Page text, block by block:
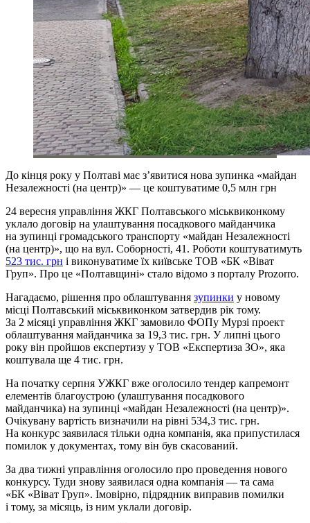
До кінця року у Полтаві має з’явитися нова зупинка «майдан
Незалежності (на центр)» — це коштуватиме 0,5 млн грн
24 вересня управління ЖКГ Полтавського міськвиконкому
уклало договір на улаштування посадкового майданчика
на зупинці громадського транспорту «майдан Незалежності
(на центр)», що на вул. Соборності, 41. Роботи коштуватимуть
523 тис. грн і виконуватиме їх київське ТОВ «БК «Віват
Груп». Про це «Полтавщині» стало відомо з порталу Prozorro.
Нагадаємо, рішення про облаштування зупинки у новому
місці Полтавський міськвиконком затвердив рік тому.
За 2 місяці управління ЖКГ замовило ФОПу Мурзі проект
облаштування майданчика за 19,3 тис. грн. У липні цього
року він пройшов експертизу у ТОВ «Експертиза ЗО», яка
коштувала ще 4 тис. грн.
На початку серпня УЖКГ вже оголосило тендер капремонт
елементів благоустрою (улаштування посадкового
майданчика) на зупинці «майдан Незалежності (на центр)».
Очікувану вартість визначили на рівні 534,3 тис. грн.
На конкурс заявилася тільки одна компанія, яка припустилася
помилок у документах, тому він був скасований.
За два тижні управління оголосило про проведення нового
конкурсу. Туди знову заявилася одна компанія — та сама
«БК «Віват Груп». Імовірно, підрядник виправив помилки
і тому, за місяць, із ним уклали договір.